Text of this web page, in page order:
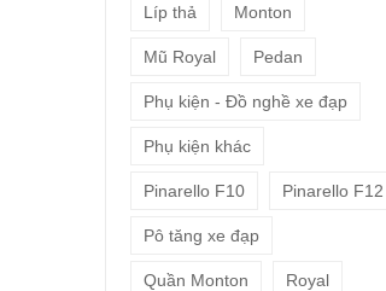
Líp thả Monton
Mũ Royal Pedan
Phụ kiện - Đồ nghề xe đạp
Phụ kiện khác
Pinarello F10 Pinarello F12
Pô tăng xe đạp
Quần Monton Royal